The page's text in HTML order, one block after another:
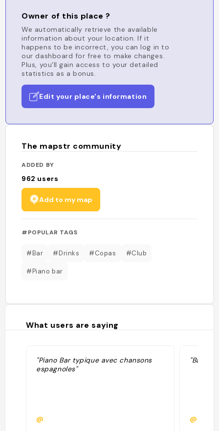
Owner of this place ?
We automatically retrieve the available
information about your location. If it
happens to be incorrect, you can log in to
our dashboard for free to make changes.
Plus, you'll gain access to your detailed
statistics as a bonus.
Edit your place's information
The mapstr community
ADDED BY
962 users
Add to my map
#POPULAR TAGS
#Bar #Drinks #Copas #Club
#Piano bar
What users are saying
"Piano Bar typique avec chansons
espagnoles"
@
"Bar a
@